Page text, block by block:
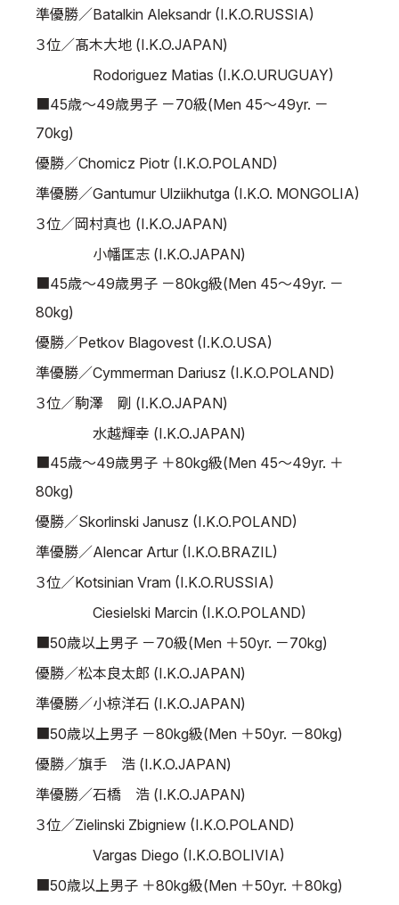
準優勝／Batalkin Aleksandr (I.K.O.RUSSIA)
３位／髙木大地 (I.K.O.JAPAN)
Rodoriguez Matias (I.K.O.URUGUAY)
■45歳～49歳男子 －70級(Men 45～49yr. －
70kg)
優勝／Chomicz Piotr (I.K.O.POLAND)
準優勝／Gantumur Ulziikhutga (I.K.O. MONGOLIA)
３位／岡村真也 (I.K.O.JAPAN)
小幡匡志 (I.K.O.JAPAN)
■45歳～49歳男子 －80kg級(Men 45～49yr. －
80kg)
優勝／Petkov Blagovest (I.K.O.USA)
準優勝／Cymmerman Dariusz (I.K.O.POLAND)
３位／駒澤 剛 (I.K.O.JAPAN)
水越輝幸 (I.K.O.JAPAN)
■45歳～49歳男子 ＋80kg級(Men 45～49yr. ＋
80kg)
優勝／Skorlinski Janusz (I.K.O.POLAND)
準優勝／Alencar Artur (I.K.O.BRAZIL)
３位／Kotsinian Vram (I.K.O.RUSSIA)
Ciesielski Marcin (I.K.O.POLAND)
■50歳以上男子 －70級(Men ＋50yr. －70kg)
優勝／松本良太郎 (I.K.O.JAPAN)
準優勝／小椋洋石 (I.K.O.JAPAN)
■50歳以上男子 －80kg級(Men ＋50yr. －80kg)
優勝／旗手 浩 (I.K.O.JAPAN)
準優勝／石橋 浩 (I.K.O.JAPAN)
３位／Zielinski Zbigniew (I.K.O.POLAND)
Vargas Diego (I.K.O.BOLIVIA)
■50歳以上男子 ＋80kg級(Men ＋50yr. ＋80kg)